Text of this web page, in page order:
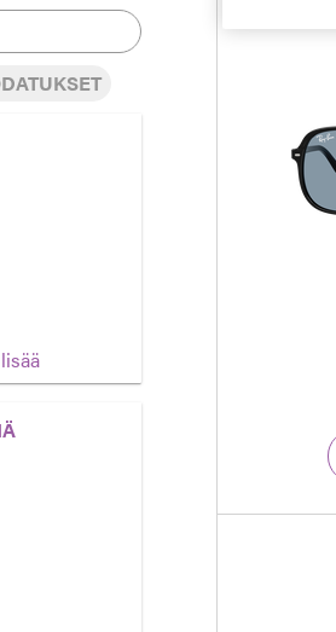
Bollé
BOSS
Tuotemerkki: Bottega Veneta
Lapset
Miehet
Naiset
Nuoret